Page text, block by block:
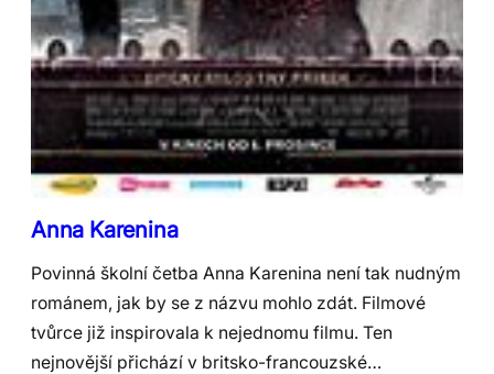
Anna Karenina
Povinná školní četba Anna Karenina není tak nudným
románem, jak by se z názvu mohlo zdát. Filmové
tvůrce již inspirovala k nejednomu filmu. Ten
nejnovější přichází v britsko-francouzské…